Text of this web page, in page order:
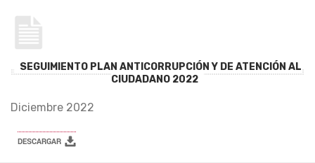
SEGUIMIENTO PLAN ANTICORRUPCIÓN Y DE ATENCIÓN AL
CIUDADANO 2022
Diciembre 2022